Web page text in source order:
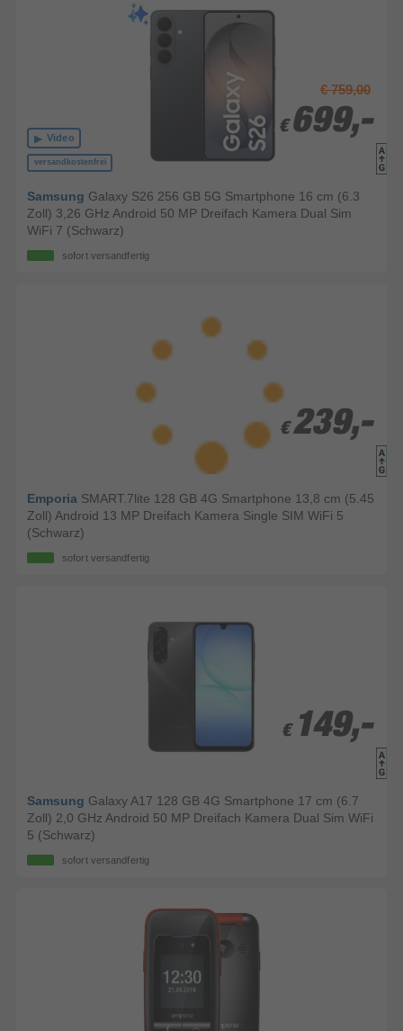
versandkostenfrei
Video
€ 759,00
€ 699,-
€ 699,-
Samsung Galaxy S26 256 GB 5G Smartphone 16 cm (6.3
Zoll) 3,26 GHz Android 50 MP Dreifach Kamera Dual Sim
WiFi 7 (Schwarz)
sofort versandfertig
€ 239,-
€ 239,-
Emporia SMART.7lite 128 GB 4G Smartphone 13,8 cm (5.45
Zoll) Android 13 MP Dreifach Kamera Single SIM WiFi 5
(Schwarz)
sofort versandfertig
€ 149,-
€ 149,-
Samsung Galaxy A17 128 GB 4G Smartphone 17 cm (6.7
Zoll) 2,0 GHz Android 50 MP Dreifach Kamera Dual Sim WiFi
5 (Schwarz)
sofort versandfertig